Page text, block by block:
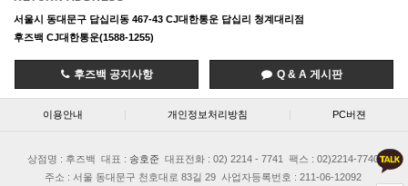
서울시 동대문구 답십리동 467-43 CJ대한통운 답십리 청계대리점
후즈백 CJ대한통운(1588-1255)
후즈백 공지사항 Q & A 게시판
이용안내 개인정보처리방침 PC버젼
상점명 : 후즈백 대표 : 송호준 대표전화 : 02) 2214 - 7741
팩스 : 02)2214-7740
주소 : 서울 동대문구 천호대로 83길 29
사업자등록번호 : 211-06-12092